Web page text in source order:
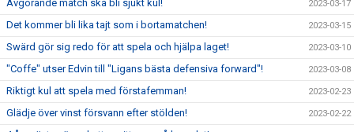
Avgörande match ska bli sjukt kul! 2023-03-17
Det kommer bli lika tajt som i bortamatchen! 2023-03-15
Swärd gör sig redo för att spela och hjälpa laget! 2023-03-10
"Coffe" utser Edvin till "Ligans bästa defensiva forward"! 2023-03-08
Riktigt kul att spela med förstafemman! 2023-02-23
Glädje över vinst försvann efter stölden! 2023-02-22